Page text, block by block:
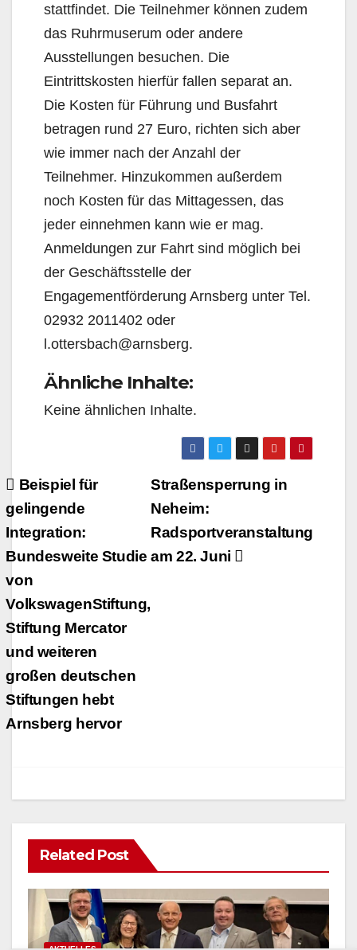
stattfindet. Die Teilnehmer können zudem
das Ruhrmuserum oder andere
Ausstellungen besuchen. Die
Eintrittskosten hierfür fallen separat an.
Die Kosten für Führung und Busfahrt
betragen rund 27 Euro, richten sich aber
wie immer nach der Anzahl der
Teilnehmer. Hinzukommen außerdem
noch Kosten für das Mittagessen, das
jeder einnehmen kann wie er mag.
Anmeldungen zur Fahrt sind möglich bei
der Geschäftsstelle der
Engagementförderung Arnsberg unter Tel.
02932 2011402 oder
l.ottersbach@arnsberg.
Ähnliche Inhalte:
Keine ähnlichen Inhalte.
Beitragsnavigation
Straßensperrung in
Neheim:
Radsportveranstaltung
am 22. Juni
Beispiel für
gelingende
Integration:
Bundesweite Studie
von
VolkswagenStiftung,
Stiftung Mercator
und weiteren
großen deutschen
Stiftungen hebt
Arnsberg hervor
Related Post